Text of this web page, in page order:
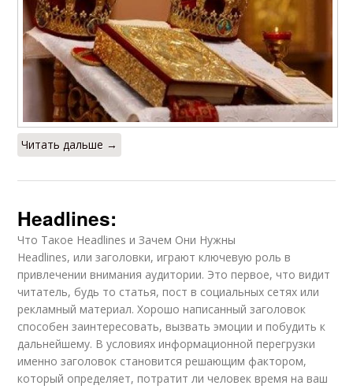
Читать дальше →
Headlines:
Что Такое Headlines и Зачем Они Нужны
Headlines, или заголовки, играют ключевую роль в
привлечении внимания аудитории. Это первое, что видит
читатель, будь то статья, пост в социальных сетях или
рекламный материал. Хорошо написанный заголовок
способен заинтересовать, вызвать эмоции и побудить к
дальнейшему. В условиях информационной перегрузки
именно заголовок становится решающим фактором,
который определяет, потратит ли человек время на ваш